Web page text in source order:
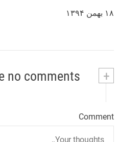
۱۸ بهمن ۱۳۹۴
+
Comment